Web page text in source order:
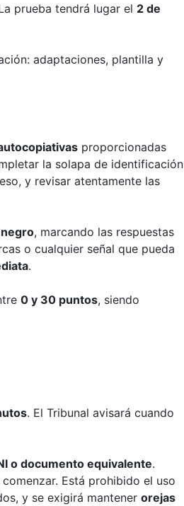
prueba tendrá lugar el 2 de
adaptaciones, plantilla y
proporcionadas
la solapa de identificación
y revisar atentamente las
, marcando las respuestas
o cualquier señal que pueda
.
0 y 30 puntos, siendo
. El Tribunal avisará cuando
o documento equivalente.
Está prohibido el uso
y se exigirá mantener orejas